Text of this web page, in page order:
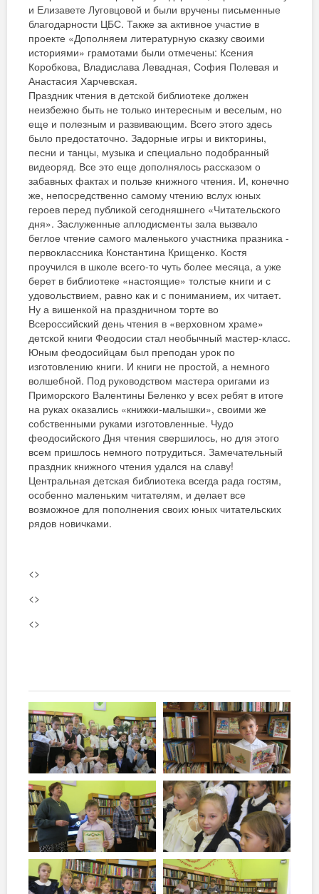
и Елизавете Луговцовой и были вручены письменные
благодарности ЦБС. Также за активное участие в
проекте «Дополняем литературную сказку своими
историями» грамотами были отмечены: Ксения
Коробкова, Владислава Левадная, София Полевая и
Анастасия Харчевская.
Праздник чтения в детской библиотеке должен
неизбежно быть не только интересным и веселым, но
еще и полезным и развивающим. Всего этого здесь
было предостаточно. Задорные игры и викторины,
песни и танцы, музыка и специально подобранный
видеоряд. Все это еще дополнялось рассказом о
забавных фактах и пользе книжного чтения. И, конечно
же, непосредственно самому чтению вслух юных
героев перед публикой сегодняшнего «Читательского
дня». Заслуженные аплодисменты зала вызвало
беглое чтение самого маленького участника празника -
первоклассника Константина Крищенко. Костя
проучился в школе всего-то чуть более месяца, а уже
берет в библиотеке «настоящие» толстые книги и с
удовольствием, равно как и с пониманием, их читает.
Ну а вишенкой на праздничном торте во
Всероссийский день чтения в «верховном храме»
детской книги Феодосии стал необычный мастер-класс.
Юным феодосийцам был преподан урок по
изготовлению книги. И книги не простой, а немного
волшебной. Под руководством мастера оригами из
Приморского Валентины Беленко у всех ребят в итоге
на руках оказались «книжки-малышки», своими же
собственными руками изготовленные. Чудо
феодосийского Дня чтения свершилось, но для этого
всем пришлось немного потрудиться. Замечательный
праздник книжного чтения удался на славу!
Центральная детская библиотека всегда рада гостям,
особенно маленьким читателям, и делает все
возможное для пополнения своих юных читательских
рядов новичками.
<>
<>
<>